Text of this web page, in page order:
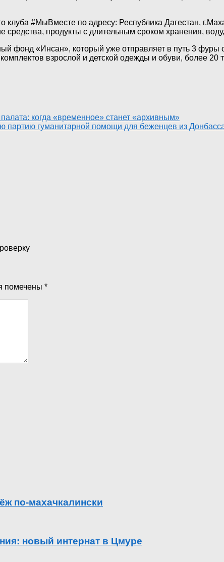
клуба #МыВместе по адресу: Республика Дагестан,
средства, продукты с длительным сроком хранения,
фонд «Инсан», который уже отправляет в путь 3 фуры
взрослой и детской одежды и обуви, более 20
когда «временное» станет «архивным»
партию гуманитарной помощи для беженцев из
помечены *
по-махачкалински
новый интернат в Цмуре